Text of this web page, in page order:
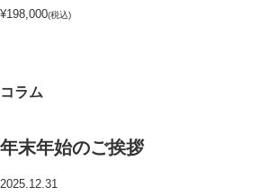
¥198,000(税込)
コラム
年末年始のご挨拶
2025.12.31